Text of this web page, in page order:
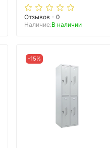
Отзывов - 0
Наличие:В наличии
-15%